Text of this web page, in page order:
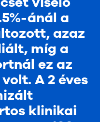
ánál a
azaz
míg a
ez az
A 2 éves
klinikai